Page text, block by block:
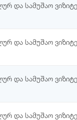
და სამუშაო
და სამუშაო
და სამუშაო
და სამუშაო